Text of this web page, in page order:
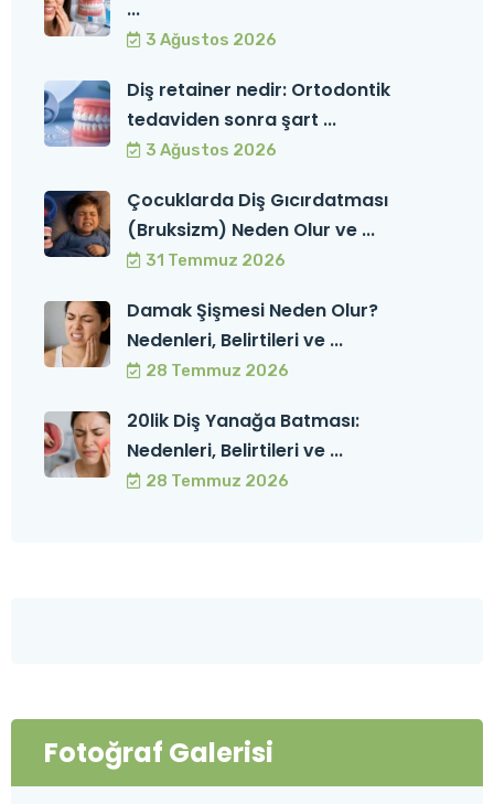
...
3 Ağustos 2026
Diş retainer nedir: Ortodontik
tedaviden sonra şart ...
3 Ağustos 2026
Çocuklarda Diş Gıcırdatması
(Bruksizm) Neden Olur ve ...
31 Temmuz 2026
Damak Şişmesi Neden Olur?
Nedenleri, Belirtileri ve ...
28 Temmuz 2026
20lik Diş Yanağa Batması:
Nedenleri, Belirtileri ve ...
28 Temmuz 2026
Fotoğraf Galerisi